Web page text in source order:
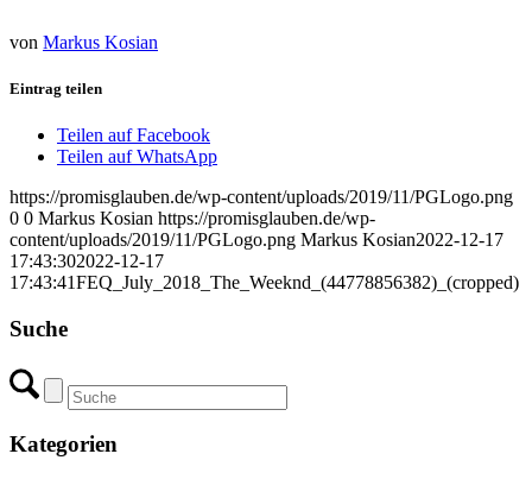
von Markus Kosian
Eintrag teilen
Teilen auf Facebook
Teilen auf WhatsApp
https://promisglauben.de/wp-content/uploads/2019/11/PGLogo.png
0 0 Markus Kosian https://promisglauben.de/wp-
content/uploads/2019/11/PGLogo.png Markus Kosian2022-12-17
17:43:302022-12-17
17:43:41FEQ_July_2018_The_Weeknd_(44778856382)_(cropped)
Suche
Kategorien